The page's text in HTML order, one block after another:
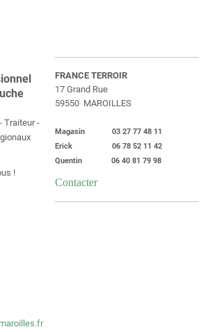
Traiteur -
!
FRANCE TERROIR
17 Grand Rue
59550 MAROILLES
Magasin 03 27 77 48 11
Erick 06 78 52 11 42
Quentin 06 40 81 79 98
Contacter